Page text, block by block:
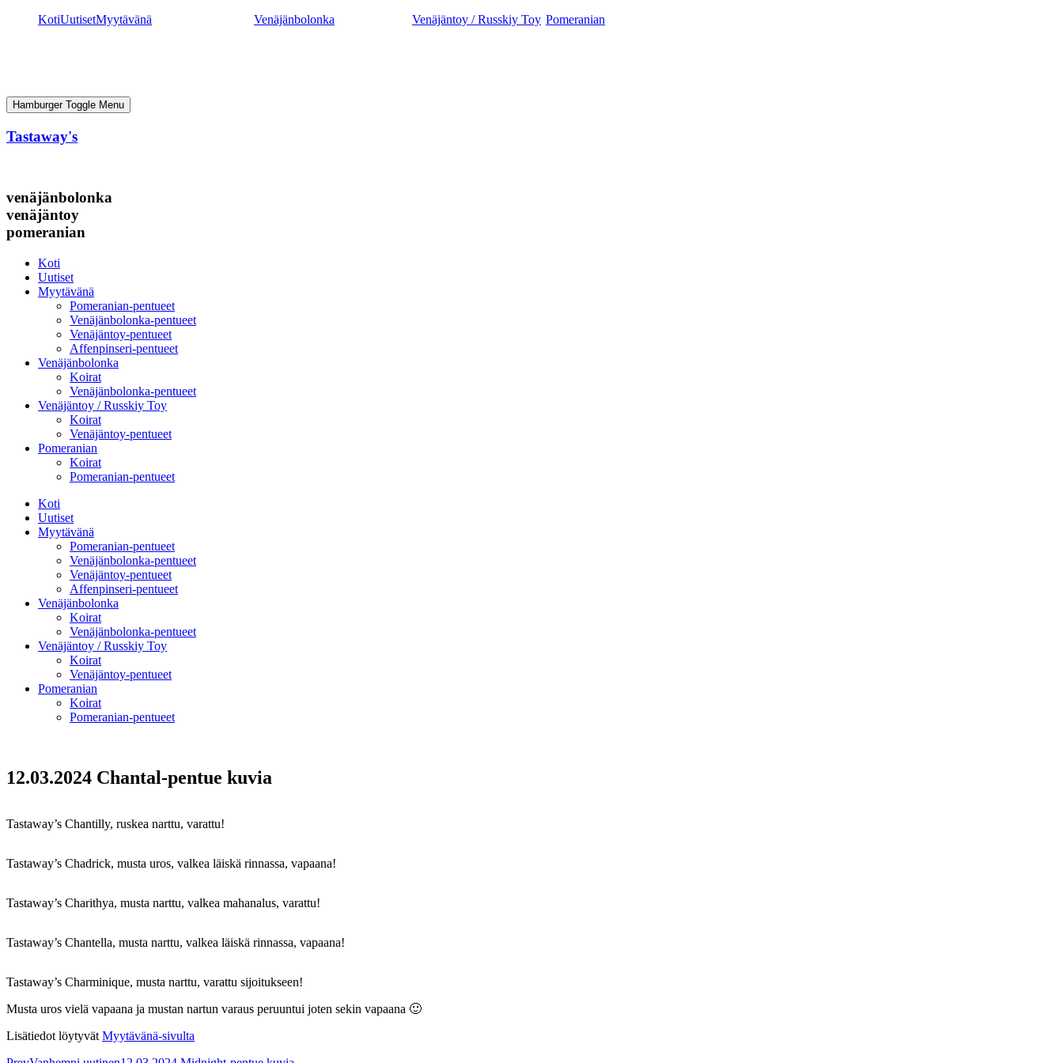
KotiUutisetMyytävänä Venäjänbolonka Venäjäntoy / Russkiy Toy Pomeranian
Hamburger Toggle Menu
Tastaway's
venäjänbolonka
venäjäntoy
pomeranian
Koti
Uutiset
Myytävänä
Pomeranian-pentueet
Venäjänbolonka-pentueet
Venäjäntoy-pentueet
Affenpinseri-pentueet
Venäjänbolonka
Koirat
Venäjänbolonka-pentueet
Venäjäntoy / Russkiy Toy
Koirat
Venäjäntoy-pentueet
Pomeranian
Koirat
Pomeranian-pentueet
Koti
Uutiset
Myytävänä
Pomeranian-pentueet
Venäjänbolonka-pentueet
Venäjäntoy-pentueet
Affenpinseri-pentueet
Venäjänbolonka
Koirat
Venäjänbolonka-pentueet
Venäjäntoy / Russkiy Toy
Koirat
Venäjäntoy-pentueet
Pomeranian
Koirat
Pomeranian-pentueet
12.03.2024 Chantal-pentue kuvia
Tastaway’s Chantilly, ruskea narttu, varattu!
Tastaway’s Chadrick, musta uros, valkea läiskä rinnassa, vapaana!
Tastaway’s Charithya, musta narttu, valkea mahanalus, varattu!
Tastaway’s Chantella, musta narttu, valkea läiskä rinnassa, vapaana!
Tastaway’s Charminique, musta narttu, varattu sijoitukseen!
Musta uros vielä vapaana ja mustan nartun varaus peruuntui joten sekin vapaana 🙂
Lisätiedot löytyvät Myytävänä-sivulta